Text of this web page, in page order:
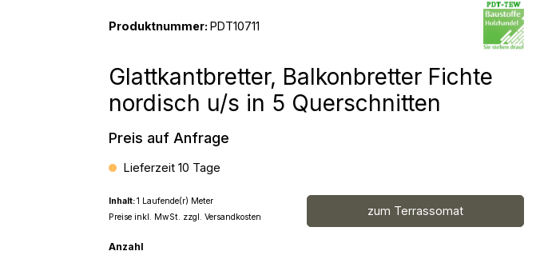
Produktnummer: PDT10711
Glattkantbretter, Balkonbretter Fichte
nordisch u/s in 5 Querschnitten
Preis auf Anfrage
Lieferzeit 10 Tage
Inhalt:1 Laufende(r) Meter
Preise inkl. MwSt. zzgl. Versandkosten
zum Terrassomat
Anzahl